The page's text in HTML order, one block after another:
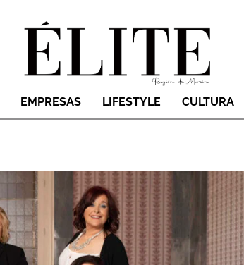
EMPRESAS LIFESTYLE CULTURA